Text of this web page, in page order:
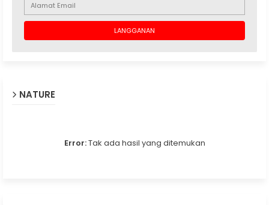
NATURE
Error:Tak ada hasil yang ditemukan